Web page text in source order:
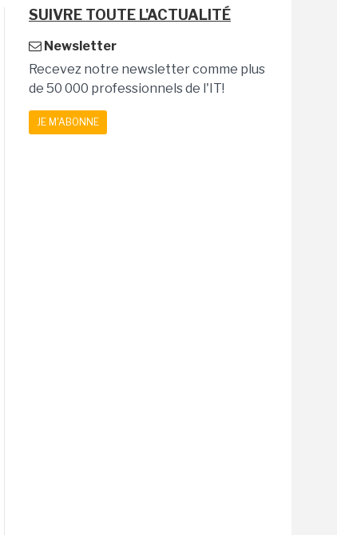
SUIVRE TOUTE L'ACTUALITÉ
Newsletter
Recevez notre newsletter comme plus
de 50 000 professionnels de l'IT!
JE M'ABONNE